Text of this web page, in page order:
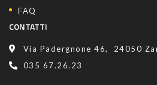
FAQ
CONTATTI
Via Padergnone 46, 24050
035 67.26.23